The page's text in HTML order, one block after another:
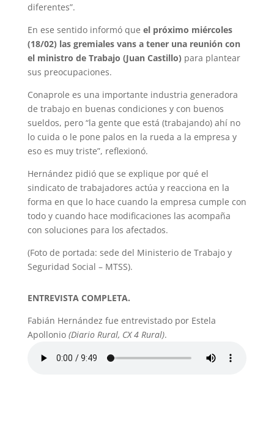
diferentes”.
En ese sentido informó que el próximo miércoles
(18/02) las gremiales vans a tener una reunión con
el ministro de Trabajo (Juan Castillo) para plantear
sus preocupaciones.
Conaprole es una importante industria generadora
de trabajo en buenas condiciones y con buenos
sueldos, pero “la gente que está (trabajando) ahí no
lo cuida o le pone palos en la rueda a la empresa y
eso es muy triste”, reflexionó.
Hernández pidió que se explique por qué el
sindicato de trabajadores actúa y reacciona en la
forma en que lo hace cuando la empresa cumple con
todo y cuando hace modificaciones las acompaña
con soluciones para los afectados.
(Foto de portada: sede del Ministerio de Trabajo y
Seguridad Social – MTSS).
ENTREVISTA COMPLETA.
Fabián Hernández fue entrevistado por Estela
Apollonio (Diario Rural, CX 4 Rural).